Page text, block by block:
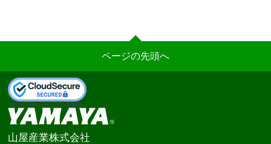
ページの先頭へ
山屋産業株式会社